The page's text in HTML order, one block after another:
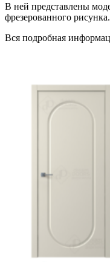
В ней представлены
фрезерованного рисунка.
Вся подробная